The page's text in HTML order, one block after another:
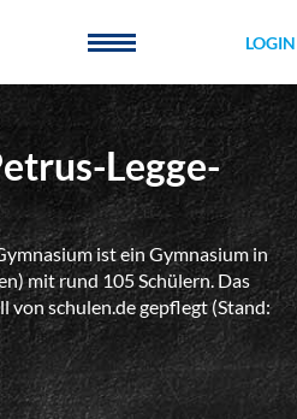
LOGIN
Legge-
ist ein Gymnasium in
mit rund 105 Schülern. Das
schulen.de gepflegt (Stand: